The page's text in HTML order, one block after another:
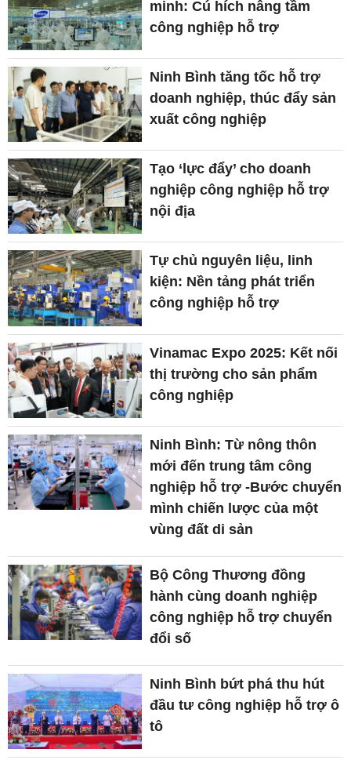
minh: Cú hích nâng tầm
công nghiệp hỗ trợ
Ninh Bình tăng tốc hỗ trợ
doanh nghiệp, thúc đẩy sản
xuất công nghiệp
Tạo ‘lực đẩy’ cho doanh
nghiệp công nghiệp hỗ trợ
nội địa
Tự chủ nguyên liệu, linh
kiện: Nền tảng phát triển
công nghiệp hỗ trợ
Vinamac Expo 2025: Kết nối
thị trường cho sản phẩm
công nghiệp
Ninh Bình: Từ nông thôn
mới đến trung tâm công
nghiệp hỗ trợ -Bước chuyển
mình chiến lược của một
vùng đất di sản
Bộ Công Thương đồng
hành cùng doanh nghiệp
công nghiệp hỗ trợ chuyển
đổi số
Ninh Bình bứt phá thu hút
đầu tư công nghiệp hỗ trợ ô
tô